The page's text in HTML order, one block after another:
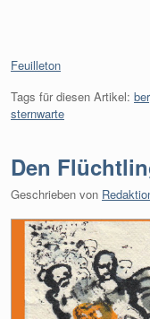
Kategorien:
Feuilleton
Tags für diesen Artikel:
sternwarte
Den
Geschrieben von